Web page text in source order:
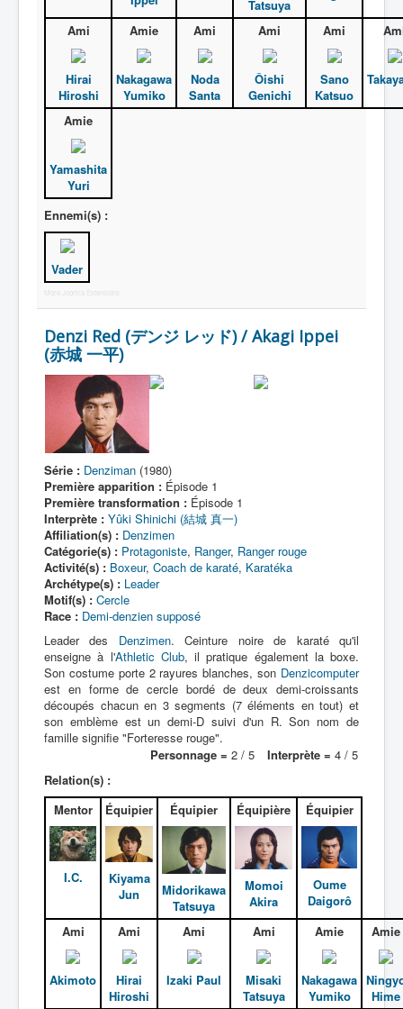
Tatsuya
Ami
Hirai
Hiroshi
Amie
Nakagawa
Yumiko
Ami
Noda
Santa
Ami
Ôishi
Genichi
Ami
Sano
Katsuo
Amie
Yamashita
Yuri
Ennemi(s) :
Vader
More Joomla Extensions
Denzi Red (デンジ レッド) / Akagi Ippei
(赤城 一平)
Série : Denziman (1980)
Première apparition : Épisode 1
Première transformation : Épisode 1
Interprète : Yûki Shinichi (結城 真一)
Affiliation(s) : Denzimen
Catégorie(s) : Protagoniste, Ranger, Ranger rouge
Activité(s) : Boxeur, Coach de karaté, Karatéka
Archétype(s) : Leader
Motif(s) : Cercle
Race : Demi-denzien supposé
Leader des Denzimen. Ceinture noire de karaté qu'il
enseigne à l'Athletic Club, il pratique également la boxe.
Son costume porte 2 rayures blanches, son Denzicomputer
est en forme de cercle bordé de deux demi-croissants
découpés chacun en 3 segments (7 éléments en tout) et
son emblème est un demi-D suivi d'un R. Son nom de
famille signifie "Forteresse rouge".
Personnage = 2 / 5 Interprète = 4 / 5
Relation(s) :
Mentor
I.C.
Équipier
Kiyama
Jun
Équipier
Midorikawa
Tatsuya
Équipière
Momoi
Akira
Équipier
Oume
Daigorô
Ami
Akimoto
Ami
Hirai
Hiroshi
Ami
Izaki Paul
Ami
Misaki
Tatsuya
Amie
Nakagawa
Yumiko
Amie
Hime